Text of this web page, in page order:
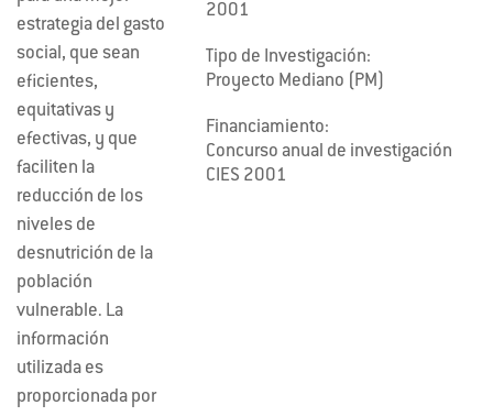
estrategia del gasto
social, que sean
eficientes,
equitativas y
efectivas, y que
faciliten la
reducción de los
niveles de
desnutrición de la
población
vulnerable. La
información
utilizada es
proporcionada por
2001
Tipo de Investigación:
Proyecto Mediano (PM)
Financiamiento:
Concurso anual de investigación
CIES 2001